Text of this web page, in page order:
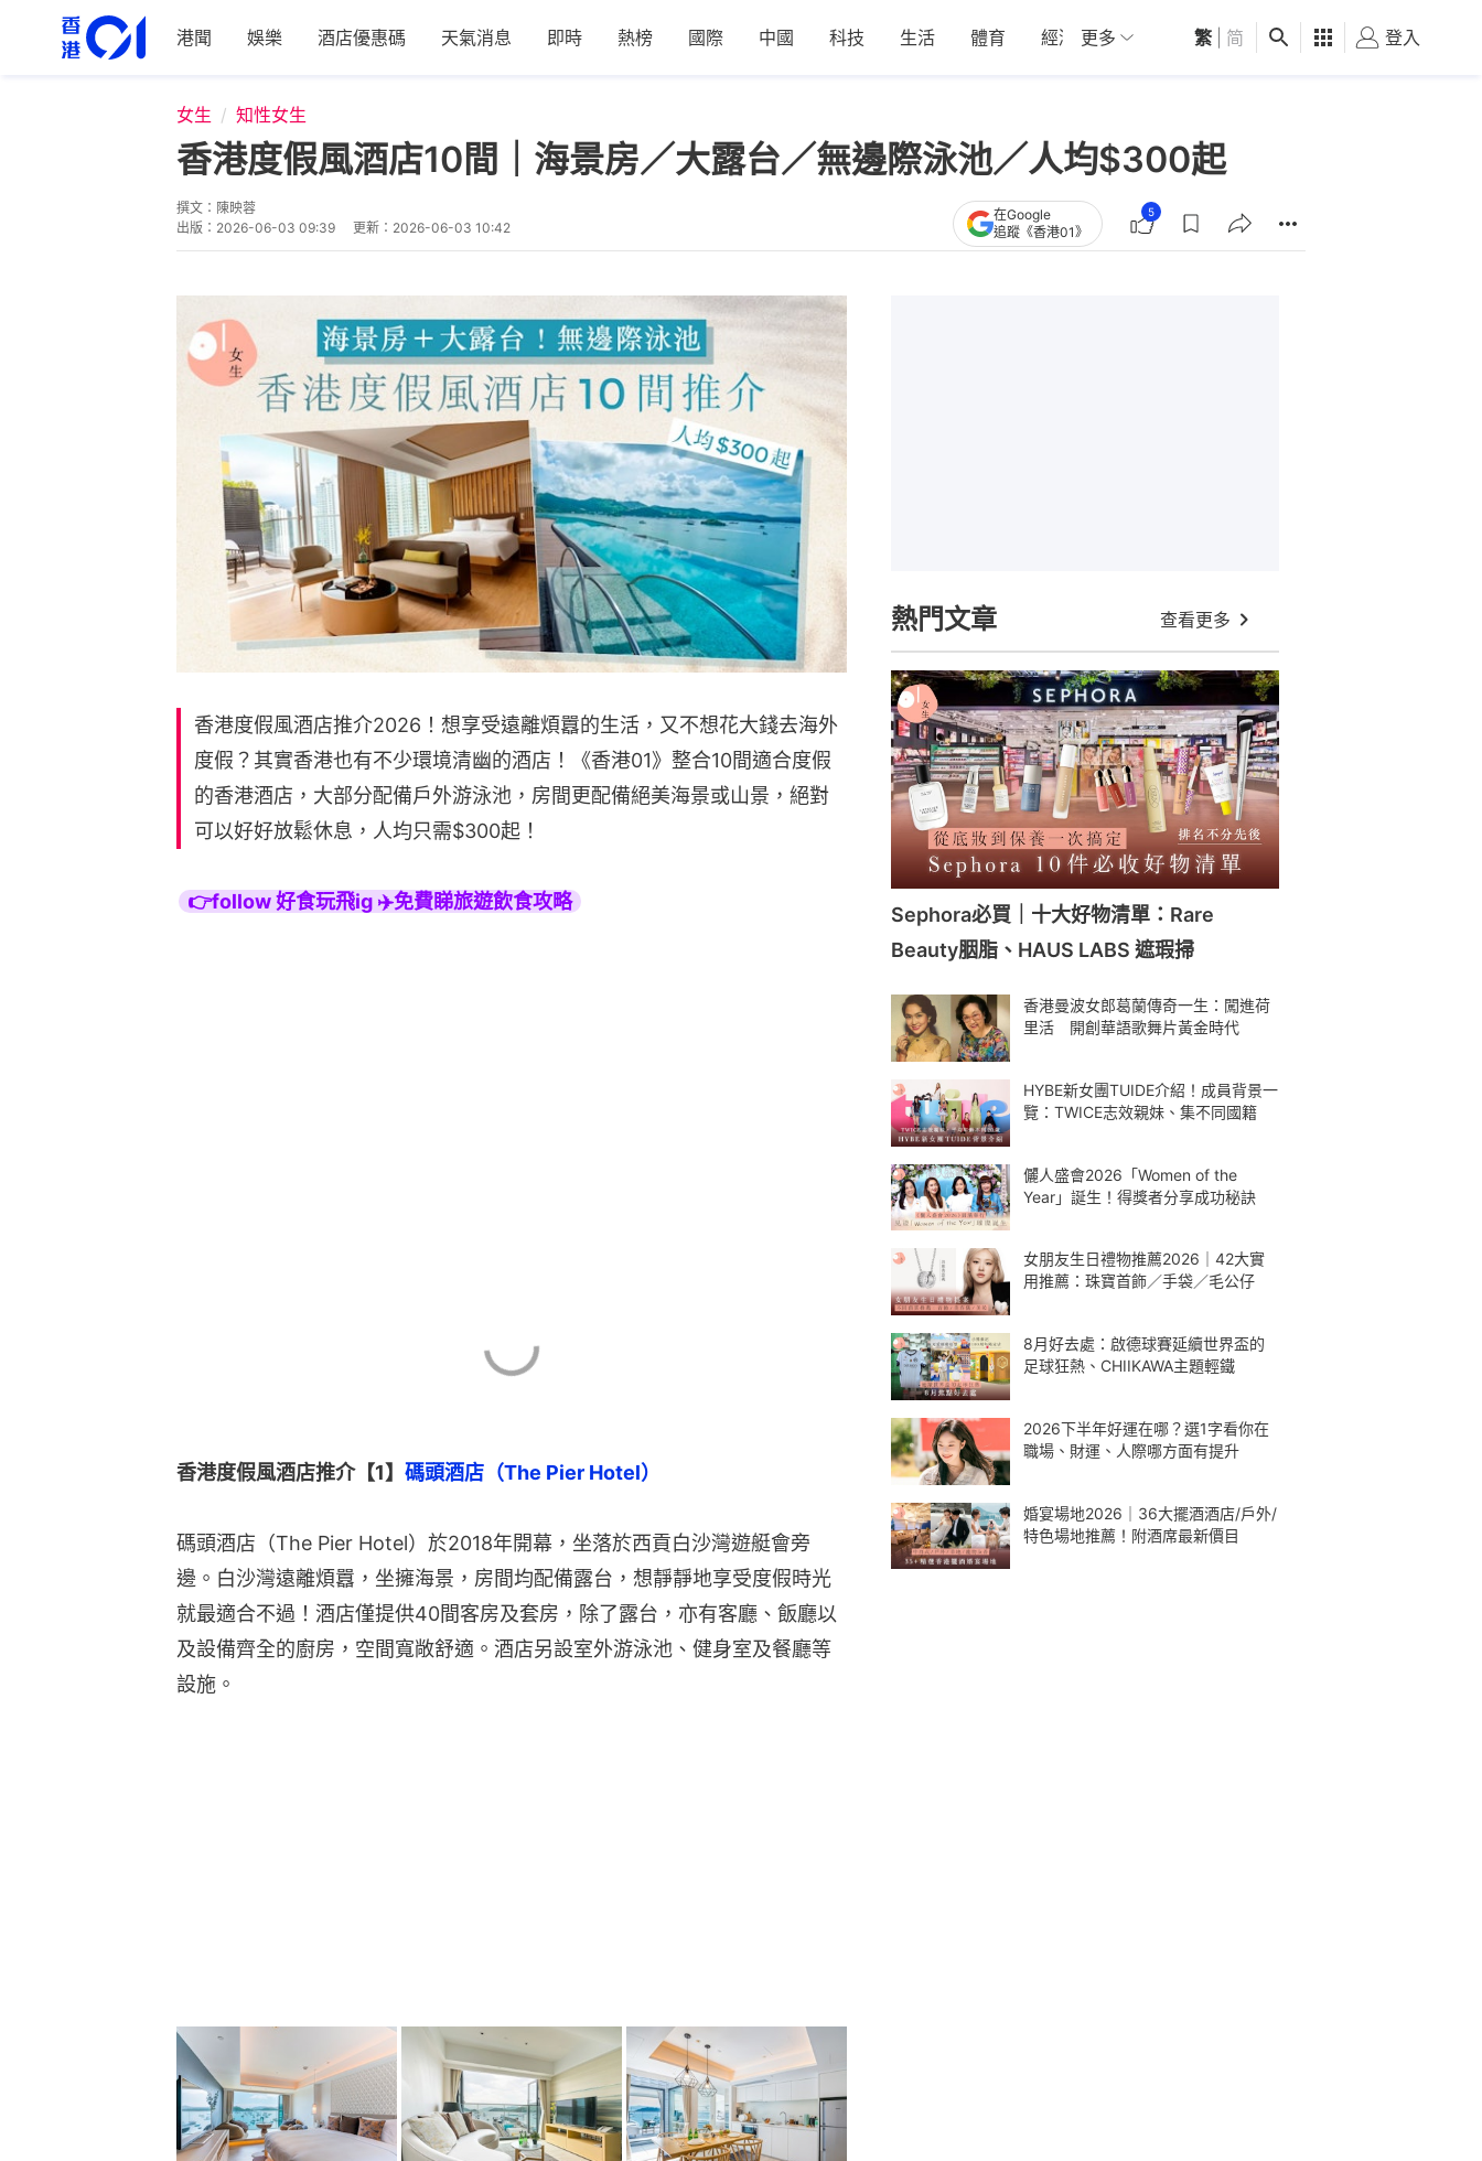
港聞 娛樂 酒店優惠碼 天氣消息 即時 熱榜 國際 中國 科技 生活 體育 經濟 01深圳 觀點 健康 好食玩飛
更多 繁 简 登入
女生 知性女生
香港度假風酒店10間｜海景房／大露台／無邊際泳池／人均$300起
撰文： 陳映蓉
出版： 2026-06-03 09:39 更新： 2026-06-03 10:42
在Google
追蹤《香港01》
5
香港度假風酒店推介2026！想享受遠離煩囂的生活，又不想花大錢去海外
度假？其實香港也有不少環境清幽的酒店！《香港01》整合10間適合度假
的香港酒店，大部分配備戶外游泳池，房間更配備絕美海景或山景，絕對
可以好好放鬆休息，人均只需$300起！
👉follow 好食玩飛ig ✈️免費睇旅遊飲食攻略
香港度假風酒店推介【1】 碼頭酒店（The Pier Hotel）
碼頭酒店（The Pier Hotel）於2018年開幕，坐落於西貢白沙灣遊艇會旁
邊。白沙灣遠離煩囂，坐擁海景，房間均配備露台，想靜靜地享受度假時光
就最適合不過！酒店僅提供40間客房及套房，除了露台，亦有客廳、飯廳以
及設備齊全的廚房，空間寬敞舒適。酒店另設室外游泳池、健身室及餐廳等
設施。
熱門文章 查看更多
Sephora必買｜十大好物清單：Rare
Beauty胭脂、HAUS LABS 遮瑕掃
香港曼波女郎葛蘭傳奇一生：闖進荷
里活 開創華語歌舞片黃金時代
HYBE新女團TUIDE介紹！成員背景一
覽：TWICE志效親妹、集不同國籍
儷人盛會2026「Women of the
Year」誕生！得獎者分享成功秘訣
女朋友生日禮物推薦2026｜42大實
用推薦：珠寶首飾／手袋／毛公仔
8月好去處：啟德球賽延續世界盃的
足球狂熱、CHIIKAWA主題輕鐵
2026下半年好運在哪？選1字看你在
職場、財運、人際哪方面有提升
婚宴場地2026｜36大擺酒酒店/戶外/
特色場地推薦！附酒席最新價目